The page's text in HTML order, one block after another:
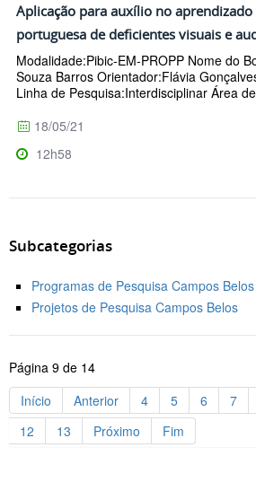
Aplicação para auxílio no
portuguesa de deficientes visuais e
Modalidade:Pibic-EM-PROPP Nome do
Souza Barros Orientador:Flávia
Linha de Pesquisa:Interdisciplinar Área
18/05/21
12h58
Subcategorias
Programas de Pesquisa Campos Belos
Projetos de Pesquisa Campos Belos
Página 9 de 14
Início
Anterior 4 5 6 7
12
13 Próximo Fim